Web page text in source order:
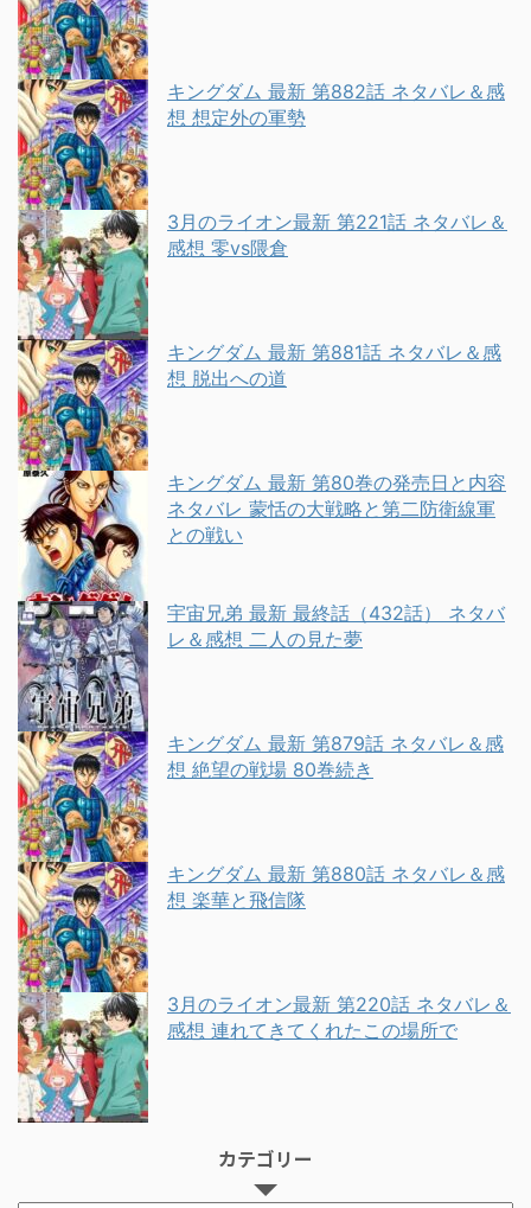
キングダム 最新 第882話 ネタバレ＆感
想 想定外の軍勢
3月のライオン最新 第221話 ネタバレ＆
感想 零vs隈倉
キングダム 最新 第881話 ネタバレ＆感
想 脱出への道
キングダム 最新 第80巻の発売日と内容
ネタバレ 蒙恬の大戦略と第二防衛線軍
との戦い
宇宙兄弟 最新 最終話（432話） ネタバ
レ＆感想 二人の見た夢
キングダム 最新 第879話 ネタバレ＆感
想 絶望の戦場 80巻続き
キングダム 最新 第880話 ネタバレ＆感
想 楽華と飛信隊
3月のライオン最新 第220話 ネタバレ＆
感想 連れてきてくれたこの場所で
カテゴリー